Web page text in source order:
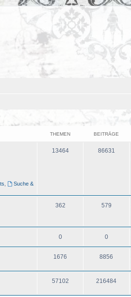
THEMEN BEITRÄGE
Suche &
13464 86631
362 579
0 0
1676 8856
57102 216484